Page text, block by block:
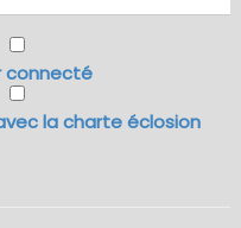
connecté
la charte éclosion